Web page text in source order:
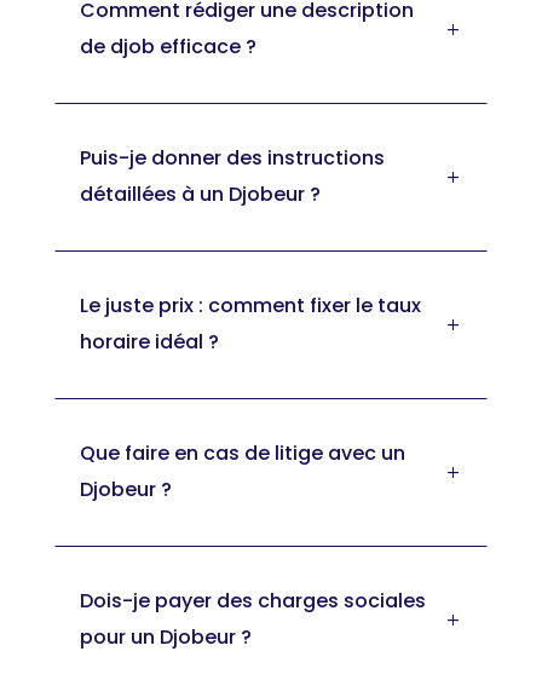
L
Comment rédiger une description
de djob efficace ?
L
Puis-je donner des instructions
détaillées à un Djobeur ?
L
Le juste prix : comment fixer le taux
horaire idéal ?
L
Que faire en cas de litige avec un
Djobeur ?
L
Dois-je payer des charges sociales
pour un Djobeur ?